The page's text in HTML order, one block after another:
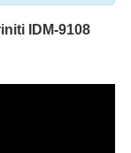
IDM-9108